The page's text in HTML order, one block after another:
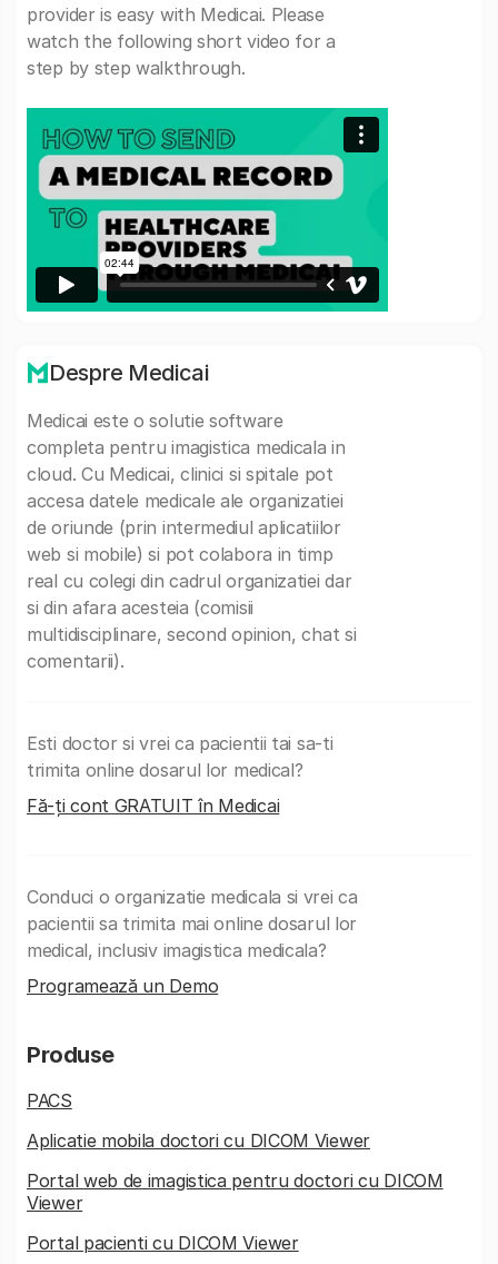
provider is easy with Medicai. Please
watch the following short video for a
step by step walkthrough.
Despre Medicai
Medicai este o solutie software
completa pentru imagistica medicala in
cloud. Cu Medicai, clinici si spitale pot
accesa datele medicale ale organizatiei
de oriunde (prin intermediul aplicatiilor
web si mobile) si pot colabora in timp
real cu colegi din cadrul organizatiei dar
si din afara acesteia (comisii
multidisciplinare, second opinion, chat si
comentarii).
Esti doctor si vrei ca pacientii tai sa-ti
trimita online dosarul lor medical?
Fă-ți cont GRATUIT în Medicai
Conduci o organizatie medicala si vrei ca
pacientii sa trimita mai online dosarul lor
medical, inclusiv imagistica medicala?
Programează un Demo
Produse
PACS
Aplicatie mobila doctori cu DICOM Viewer
Portal web de imagistica pentru doctori cu DICOM
Viewer
Portal pacienti cu DICOM Viewer